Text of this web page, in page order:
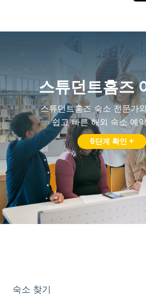
스튜던트홈즈
스튜던트홈즈 숙소 전문가
쉽고 빠른 해외 숙소 예
6단계 확인 +
숙소 찾기